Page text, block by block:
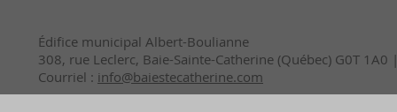
Édifice municipal Albert-Boulianne
308, rue Leclerc, Baie-Sainte-Catherine (Québec) G0T
Courriel : info@baiestecatherine.com